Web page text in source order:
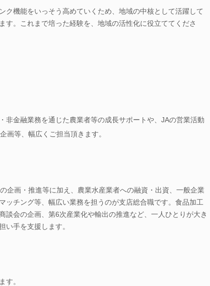
ク機能をいっそう高めていくため、地域の中核として活躍して
す。これまで培った経験を、地域の活性化に役立ててくださ
非金融業務を通じた農業者等の成長サポートや、JAの営業活動
画等、幅広くご担当頂きます。
企画・推進等に加え、農業水産業者への融資・出資、一般企業
ッチング等、幅広い業務を担うのが支店総合職です。食品加工
談会の企画、第6次産業化や輸出の推進など、一人ひとりが大き
い手を支援します。
す。